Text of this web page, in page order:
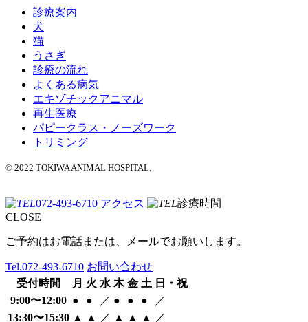
診療案内
犬
猫
うさぎ
診療の流れ
よくある病気
エキゾチックアニマル
再生医療
パピークラス・ノーズワーク
トリミング
© 2022 TOKIWA ANIMAL HOSPITAL.
072-493-6710 アクセス
診療時間
CLOSE
ご予約はお電話または、メールでお願いします。
Tel.072-493-6710 お問い合わせ
受付時間
月 火 水 木 金 土 日・祝
9:00〜12:00 ● ● ／ ● ● ●
／
13:30〜15:30 ▲ ▲ ／ ▲ ▲ ▲ ／